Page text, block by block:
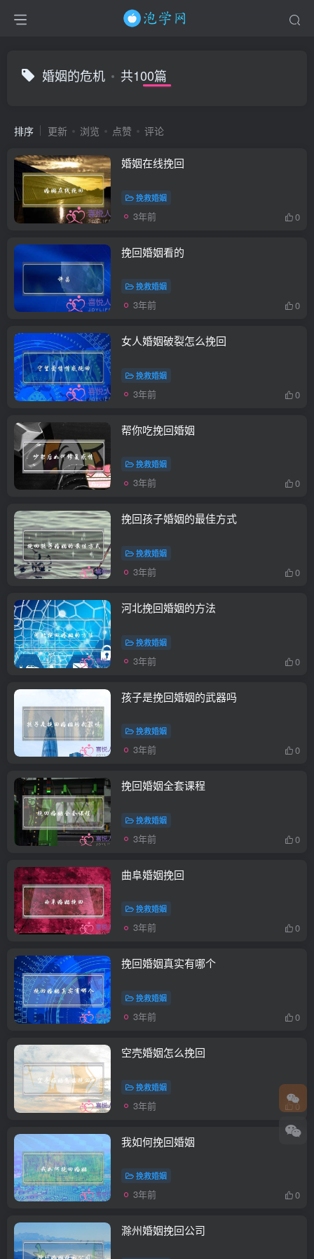
婚姻的危机 共100篇
排序 更新 浏览 点赞 评论
婚姻在线挽回
挽救婚姻
3年前 0
挽回婚姻看的
挽救婚姻
3年前 0
女人婚姻破裂怎么挽回
挽救婚姻
3年前 0
帮你吃挽回婚姻
挽救婚姻
3年前 0
挽回孩子婚姻的最佳方式
挽救婚姻
3年前 0
河北挽回婚姻的方法
挽救婚姻
3年前 0
孩子是挽回婚姻的武器吗
挽救婚姻
3年前 0
挽回婚姻全套课程
挽救婚姻
3年前 0
曲阜婚姻挽回
挽救婚姻
3年前 0
挽回婚姻真实有哪个
挽救婚姻
3年前 0
空壳婚姻怎么挽回
挽救婚姻
3年前 0
我如何挽回婚姻
挽救婚姻
3年前 0
滁州婚姻挽回公司